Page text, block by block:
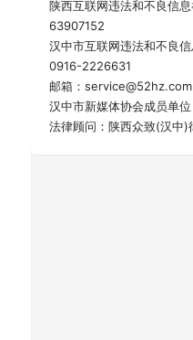
陕西互联网违法和不良信
63907152
汉中市互联网违法和不良
0916-2226631
邮箱：service@52hz.com
汉中市新媒体协会成员单位
法律顾问：陕西众致(汉中)